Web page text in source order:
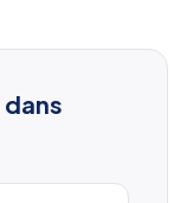
dans